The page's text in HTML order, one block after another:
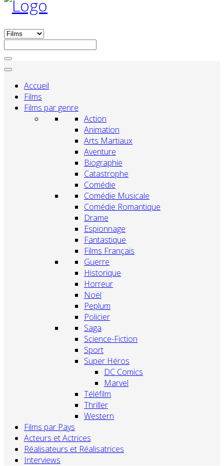
Accueil
Films
Films par genre
Action
Animation
Arts Martiaux
Aventure
Biographie
Catastrophe
Comédie
Comédie Musicale
Comédie Romantique
Drame
Espionnage
Fantastique
Films Français
Guerre
Historique
Horreur
Noël
Peplum
Policier
Saga
Science-Fiction
Sport
Super Héros
DC Comics
Marvel
Téléfilm
Thriller
Western
Films par Pays
Acteurs et Actrices
Réalisateurs et Réalisatrices
Interviews